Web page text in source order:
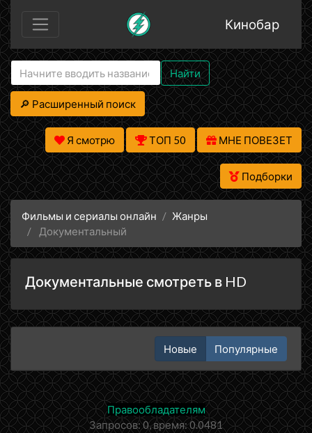
Кинобар
Найти
🔎 Расширенный поиск
Я смотрю ТОП 50 МНЕ ПОВЕЗЕТ
Подборки
Фильмы и сериалы онлайн
Жанры
Документальный
Документальные смотреть в HD
Новые Популярные
Правообладателям
Запросов: 0, время: 0.0481